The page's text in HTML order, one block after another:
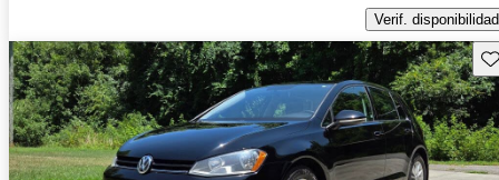
Verif. disponibilidad